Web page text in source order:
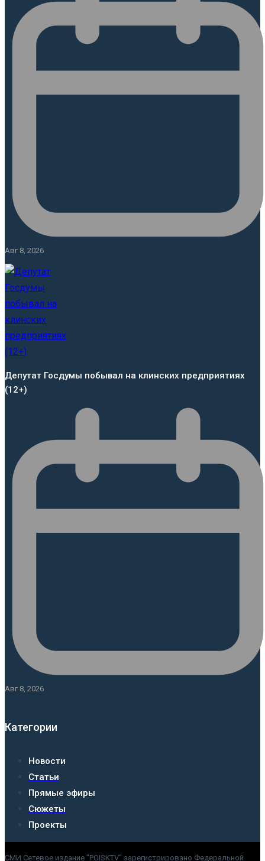
Авг 8, 2026
Депутат Госдумы побывал на клинских предприятиях
(12+)
Авг 8, 2026
Категории
Новости
Статьи
Прямые эфиры
Сюжеты
Проекты
СМИ Сетевое издание "POISKTV" зарегистрировано Федеральной